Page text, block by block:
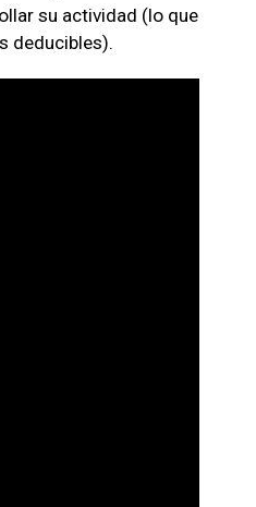
su actividad (lo que
deducibles).